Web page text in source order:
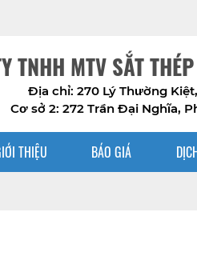
TNHH MTV SẮT
Địa chỉ: 270 Lý Thường Kiệt,
Cơ sở 2: 272 Trần Đại Nghĩa,
THIỆU BÁO GIÁ